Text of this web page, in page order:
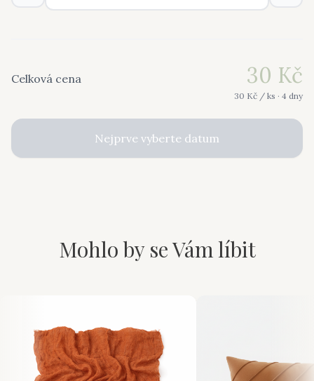
Celková cena 30 Kč
30 Kč / ks · 4 dny
Nejprve vyberte datum
Mohlo by se Vám líbit